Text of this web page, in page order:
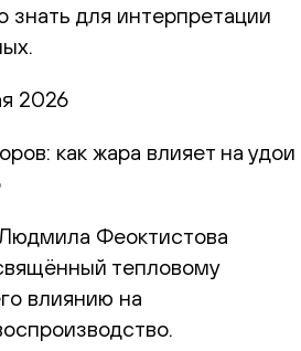
знать для интерпретации
2026
как жара влияет на удои
Феоктистова
тепловому
влиянию на